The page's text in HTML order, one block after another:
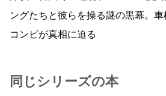
ングたちと彼らを操る謎の黒幕。
コンビが真相に迫る
同じシリーズの本